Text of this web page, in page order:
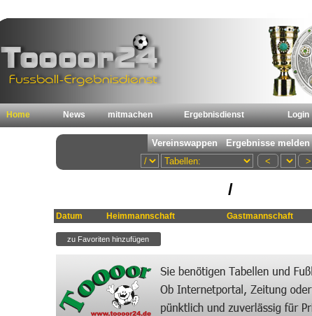
Home News mitmachen Ergebnisdienst Login
/
Datum Heimmannschaft Gastmannschaft